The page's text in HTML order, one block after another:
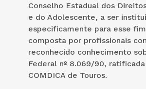
Conselho Estadual dos
e do Adolescente, a ser
especificamente para esse
composta por profissionais
reconhecido conhecimento
Federal nº 8.069/90,
COMDICA de Touros.